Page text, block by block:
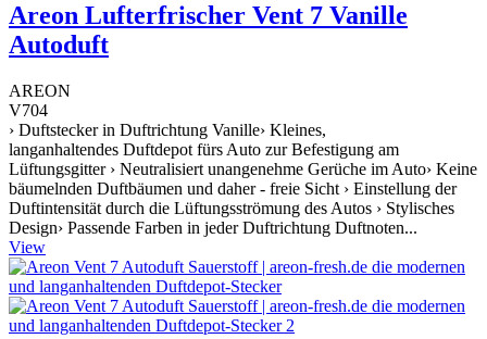
Areon Lufterfrischer Vent 7 Vanille
Autoduft
AREON
V704
› Duftstecker in Duftrichtung Vanille› Kleines,
langanhaltendes Duftdepot fürs Auto zur Befestigung am
Lüftungsgitter › Neutralisiert unangenehme Gerüche im Auto› Keine
bäumelnden Duftbäumen und daher - freie Sicht › Einstellung der
Duftintensität durch die Lüftungsströmung des Autos › Stylisches
Design› Passende Farben in jeder Duftrichtung Duftnoten...
View